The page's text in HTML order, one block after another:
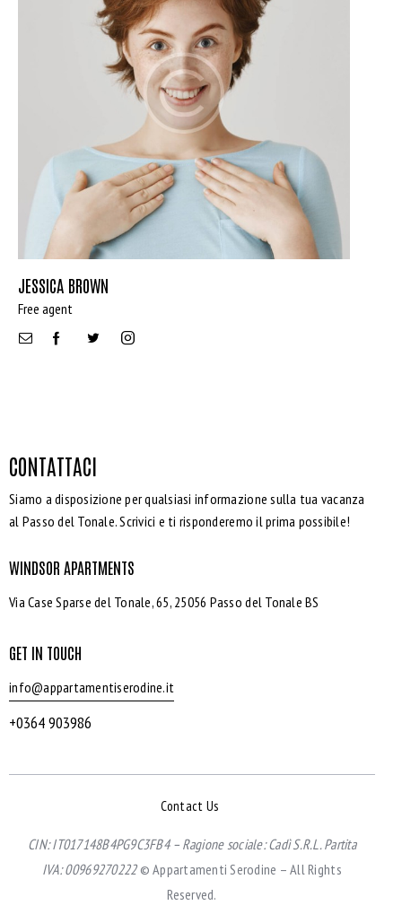
Air Conditioning (9)
Gym (12)
Laundry (7)
Lawn (5)
Microwave (8)
Outdoor shower (8)
Sauna (7)
TV Cable (6)
JESSICA BROWN
Free agent
CONTATTACI
Siamo a disposizione per qualsiasi informazione sulla tua vacanza
al Passo del Tonale. Scrivici e ti risponderemo il prima possibile!
WINDSOR APARTMENTS
Via Case Sparse del Tonale, 65, 25056 Passo del Tonale BS
GET IN TOUCH
info@appartamentiserodine.it
+0364 903986
Contact Us
CIN: IT017148B4PG9C3FB4 – Ragione sociale: Cadì S.R.L.Partita
IVA: 00969270222 © Appartamenti Serodine – All Rights
Reserved.